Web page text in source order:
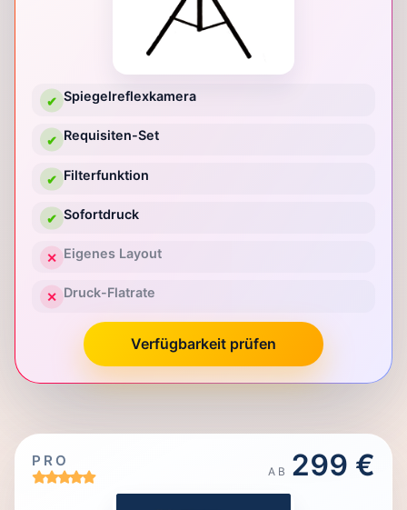
✔ Spiegelreflexkamera
✔ Requisiten-Set
✔ Filterfunktion
✔ Sofortdruck
✕ Eigenes Layout
✕ Druck-Flatrate
Verfügbarkeit prüfen
PRO
AB 299 €